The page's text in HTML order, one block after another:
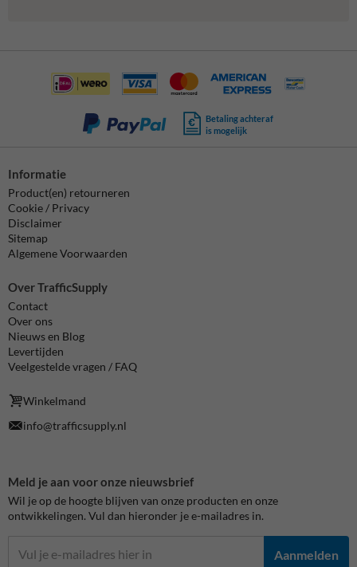
Betaling achteraf
is mogelijk
Informatie
Product(en) retourneren
Cookie / Privacy
Disclaimer
Sitemap
Algemene Voorwaarden
Over TrafficSupply
Contact
Over ons
Nieuws en Blog
Levertijden
Veelgestelde vragen / FAQ
Winkelmand
info@trafficsupply.nl
Meld je aan voor onze nieuwsbrief
Wil je op de hoogte blijven van onze producten en onze
ontwikkelingen. Vul dan hieronder je e-mailadres in.
Aanmelden